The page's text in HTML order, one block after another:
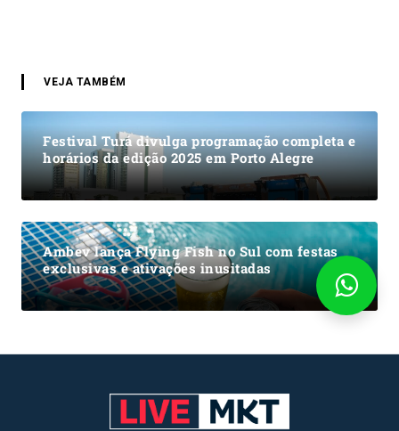
VEJA TAMBÉM
Festival Turá divulga programação completa e
horários da edição 2025 em Porto Alegre
Ambev lança Flying Fish no Sul com festas
exclusivas e ativações inusitadas